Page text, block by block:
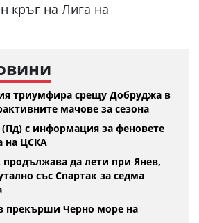
кръг на Лига на
триумфира срещу Добруджа в
мачове за сезона
с информация за феновете
на ЦСКА
да лети при Янев,
със Спартак за седма
прекърши Черно море на